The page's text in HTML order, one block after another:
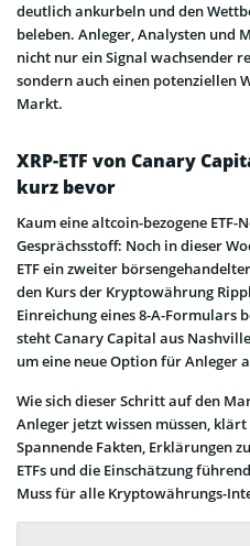
deutlich ankurbeln und den
beleben. Anleger, Analysten und
nicht nur ein Signal wachsender
sondern auch einen potenziellen
Markt.
XRP-ETF von Canary
kurz bevor
Kaum eine altcoin-bezogene
Gesprächsstoff: Noch in dieser
ETF ein zweiter
den Kurs der Kryptowährung
Einreichung eines 8-A-Formulars
steht Canary Capital aus
um eine neue Option für Anleger
Wie sich dieser Schritt auf den
Anleger jetzt wissen müssen,
Spannende Fakten, Erklärungen
ETFs und die Einschätzung
Muss für alle Kryptowährungs-